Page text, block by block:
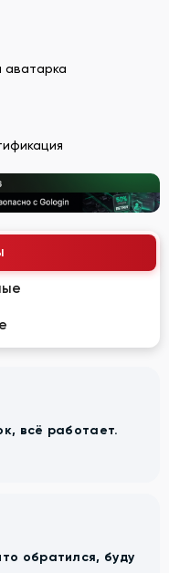
аватарка
всё работает.
обратился, буду